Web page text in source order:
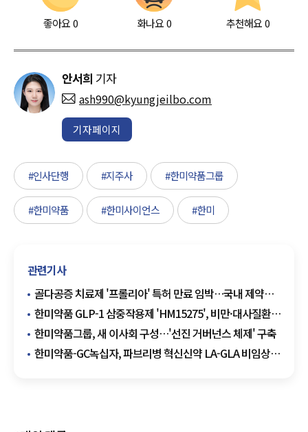
좋아요0 화나요0 추천해요 0
안서희 기자
ash990@kyungjeilbo.com
기자페이지
#인사단행 #지주사 #한미약품그룹
#한미약품 #한미사이언스 #한미
관련기사
골다공증 치료제 '프롤리아' 특허 만료 임박…국내 제약사
바이오시밀러 경쟁 가열
한미약품 GLP-1 삼중작용제 'HM15275', 비만·대사질환
치료 새 지평 연다
한미약품그룹, 새 이사회 구성…'선진 거버넌스 체제' 구축
한미약품-GC녹십자, 파브리병 혁신신약 LA-GLA 비임상